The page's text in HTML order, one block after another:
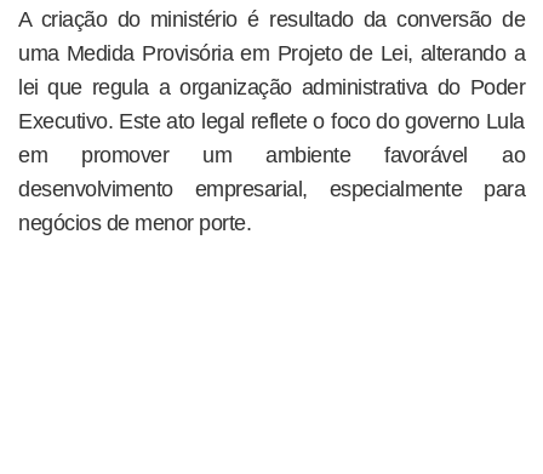
A criação do ministério é resultado da conversão de
uma Medida Provisória em Projeto de Lei, alterando a
lei que regula a organização administrativa do Poder
Executivo. Este ato legal reflete o foco do governo Lula
em promover um ambiente favorável ao
desenvolvimento empresarial, especialmente para
negócios de menor porte.